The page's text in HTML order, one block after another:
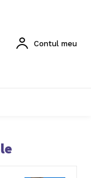
Contul meu